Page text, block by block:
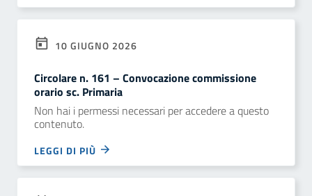
10 GIUGNO 2026
Circolare n. 161 – Convocazione commissione
orario sc. Primaria
Non hai i permessi necessari per accedere a questo
contenuto.
LEGGI DI PIÙ